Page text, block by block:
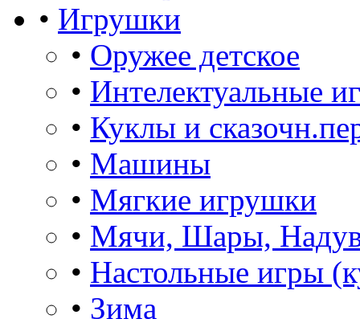
• Игрушки
• Оружее детское
• Интелектуальные
• Куклы и
• Машины
• Мягкие игрушки
• Мячи, Шары,
• Настольные игры
• Зима